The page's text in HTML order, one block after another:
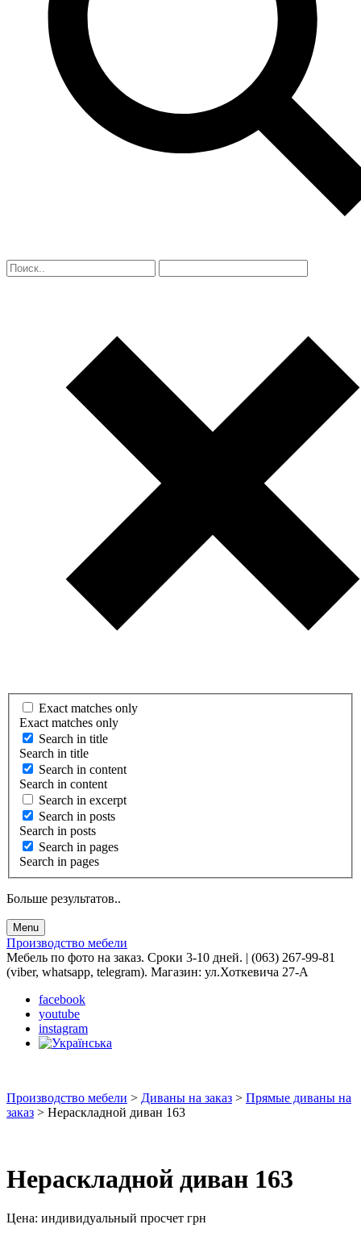
Exact matches only
Exact matches only
Search in title
Search in title
Search in content
Search in content
Search in excerpt
Search in posts
Search in posts
Search in pages
Search in pages
Больше результатов..
Menu
Производство мебели
Мебель по фото на заказ. Сроки 3-10 дней. | (063) 267-99-81
(viber, whatsapp, telegram). Магазин: ул.Хоткевича 27-А
facebook
youtube
instagram
Производство мебели > Диваны на заказ > Прямые диваны на
заказ > Нераскладной диван 163
Нераскладной диван 163
Цена: индивидуальный просчет грн